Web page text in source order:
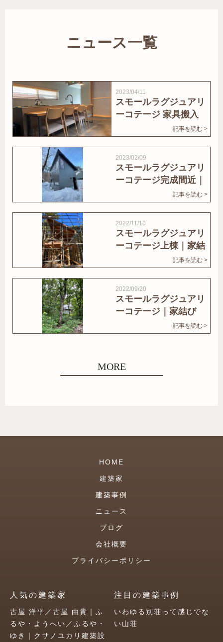
ニュース一覧
2023/04/11
スモールラグジュアリ
ーコテージ 家具搬入
記事を読む >
2023/02/09
スモールラグジュアリ
ーコテージ完成間近｜
記事を読む >
2022/11/10
スモールラグジュアリ
ーコテージ上棟｜家結
記事を読む >
2022/09/20
スモールラグジュアリ
ーコテージ｜家結び
記事を読む >
MORE
HOME
建築家
建築事例
ニュース
ブログ
会社概要
プライバシーポリシー
人気の建築家
古屋 洋平／古屋 由貴｜ふ
るや・ようへい／ふるや・
ゆき｜クサノユカリ建築設
注目の建築事例
いわゆる別荘って感じでな
い山荘